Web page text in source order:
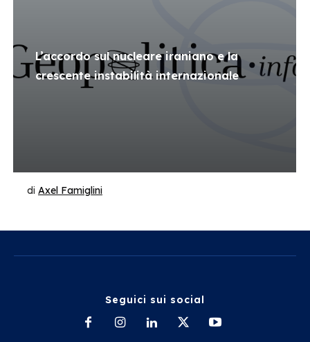
L’accordo sul nucleare iraniano e la
crescente instabilità internazionale
di Axel Famiglini
Seguici sui social